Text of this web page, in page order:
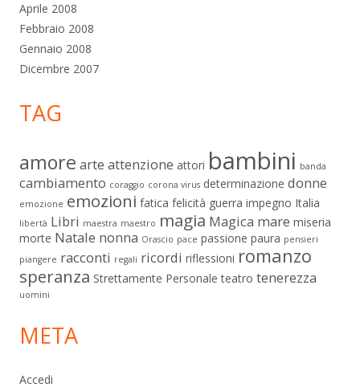
Aprile 2008
Febbraio 2008
Gennaio 2008
Dicembre 2007
TAG
amore arte attenzione attori bambini banda
cambiamento coraggio corona virus determinazione donne
emozione emozioni fatica felicità guerra impegno Italia
libertà Libri maestra maestro magia Magica mare miseria
morte Natale nonna Orascio pace passione paura pensieri
piangere racconti regali ricordi riflessioni romanzo
speranza Strettamente Personale teatro tenerezza
uomini
META
Accedi